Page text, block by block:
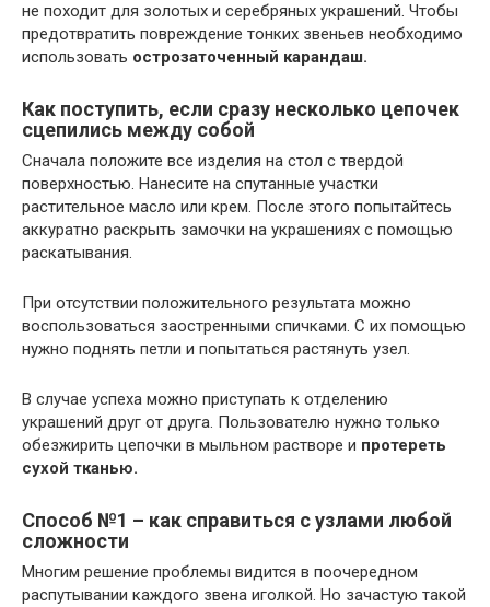
не походит для золотых и серебряных украшений. Чтобы
предотвратить повреждение тонких звеньев необходимо
использовать острозаточенный карандаш.
Как поступить, если сразу несколько цепочек
сцепились между собой
Сначала положите все изделия на стол с твердой
поверхностью. Нанесите на спутанные участки
растительное масло или крем. После этого попытайтесь
аккуратно раскрыть замочки на украшениях с помощью
раскатывания.
При отсутствии положительного результата можно
воспользоваться заостренными спичками. С их помощью
нужно поднять петли и попытаться растянуть узел.
В случае успеха можно приступать к отделению
украшений друг от друга. Пользователю нужно только
обезжирить цепочки в мыльном растворе и протереть
сухой тканью.
Способ №1 – как справиться с узлами любой
сложности
Многим решение проблемы видится в поочередном
распутывании каждого звена иголкой. Но зачастую такой